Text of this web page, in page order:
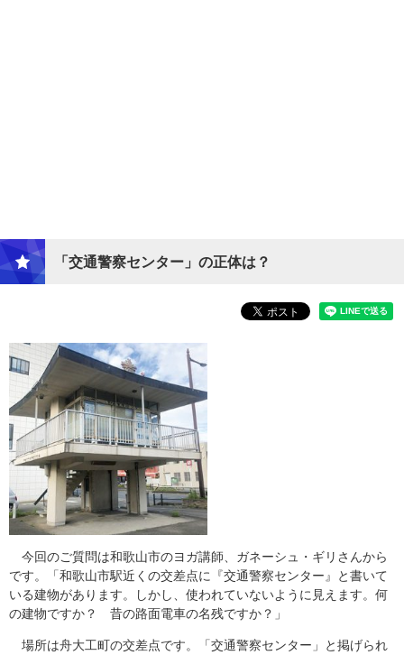
「交通警察センター」の正体は？
今回のご質問は和歌山市のヨガ講師、ガネーシュ・ギリさんから
です。「和歌山市駅近くの交差点に『交通警察センター』と書いて
いる建物があります。しかし、使われていないように見えます。何
の建物ですか？ 昔の路面電車の名残ですか？」
場所は舟大工町の交差点です。「交通警察センター」と掲げられ